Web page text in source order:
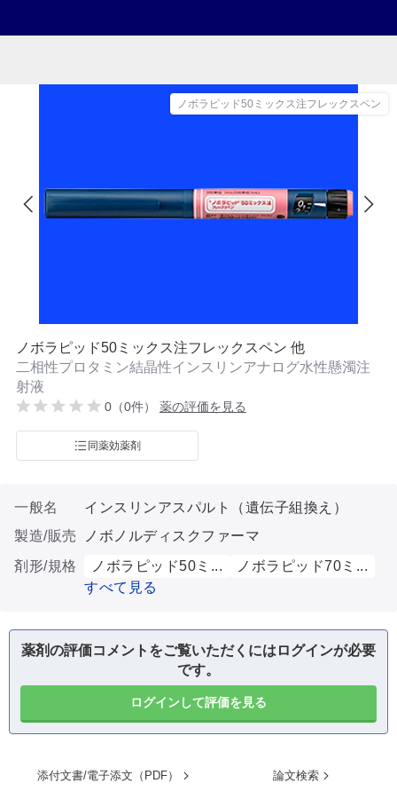
ノボラピッド50ミックス注フレックスペン
ノボラピッド50ミックス注フレックスペン 他
二相性プロタミン結晶性インスリンアナログ水性懸濁注
射液
0（0件） 薬の評価を見る
同薬効薬剤
一般名
インスリンアスパルト（遺伝子組換え）
製造/販売
ノボノルディスクファーマ
剤形/規格
ノボラピッド50ミ...
ノボラピッド70ミ...
すべて見る
薬剤の評価コメントをご覧いただくにはログインが必要
です。
ログインして評価を見る
添付文書/電子添文（PDF） 論文検索